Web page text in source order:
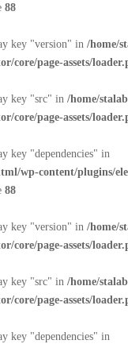
88
key "version" in /home/
core/page-assets/
key "src" in /home/
core/page-assets/
key "dependencies" in
wp-content/plugins/
88
key "version" in /home/
core/page-assets/
key "src" in /home/
core/page-assets/
key "dependencies" in